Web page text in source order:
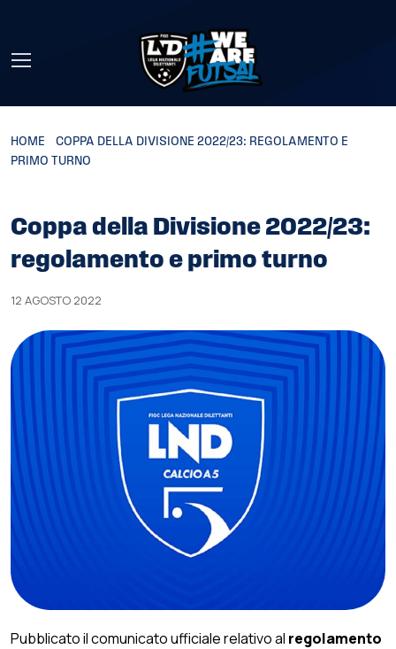
HOME
COPPA DELLA DIVISIONE 2022/23: REGOLAMENTO E
PRIMO TURNO
Coppa della Divisione 2022/23:
regolamento e primo turno
12 AGOSTO 2022
Pubblicato il comunicato ufficiale relativo al regolamento